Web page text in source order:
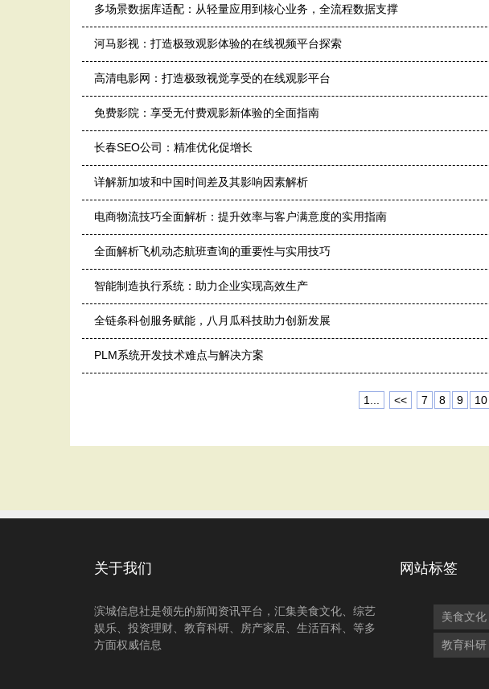
多场景数据库适配：从轻量应用到核心业务，全流程数据支撑
河马影视：打造极致观影体验的在线视频平台探索
高清电影网：打造极致视觉享受的在线观影平台
免费影院：享受无付费观影新体验的全面指南
长春SEO公司：精准优化促增长
详解新加坡和中国时间差及其影响因素解析
电商物流技巧全面解析：提升效率与客户满意度的实用指南
全面解析飞机动态航班查询的重要性与实用技巧
智能制造执行系统：助力企业实现高效生产
全链条科创服务赋能，八月瓜科技助力创新发展
PLM系统开发技术难点与解决方案
1... << 7 8 9 10
关于我们
滨城信息社是领先的新闻资讯平台，汇集美食文化、综艺
娱乐、投资理财、教育科研、房产家居、生活百科、等多
方面权威信息
网站标签
美食文化
教育科研